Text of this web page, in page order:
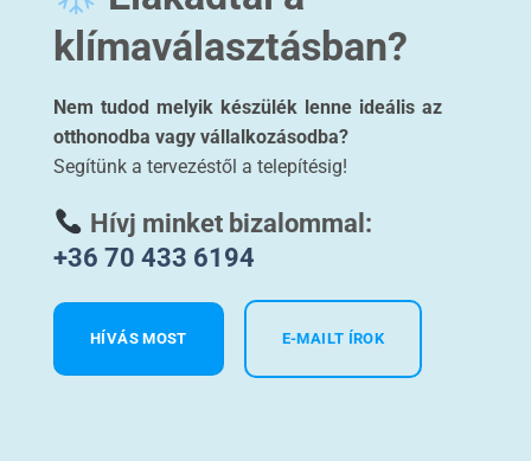
klímaválasztásban?
Nem tudod melyik készülék lenne ideális az
otthonodba vagy vállalkozásodba?
Segítünk a tervezéstől a telepítésig!
Hívj minket bizalommal:
+36 70 433 6194
HÍVÁS MOST E-MAILT ÍROK